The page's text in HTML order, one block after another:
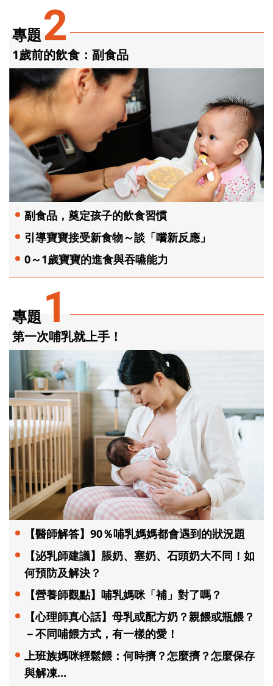
專題 1
第一次哺乳就上手！
【醫師解答】90％哺乳媽媽都會遇到的狀況題
【泌乳師建議】脹奶、塞奶、石頭奶大不同！如
何預防及解決？
【營養師觀點】哺乳媽咪「補」對了嗎？
【心理師真心話】母乳或配方奶？親餵或瓶餵？
－不同哺餵方式，有一樣的愛！
上班族媽咪輕鬆餵：何時擠？怎麼擠？怎麼保存
與解凍...
專題2
1歲前的飲食：副食品
副食品，奠定孩子的飲食習慣
引導寶寶接受新食物～談「嚐新反應」
0～1歲寶寶的進食與吞嚥能力